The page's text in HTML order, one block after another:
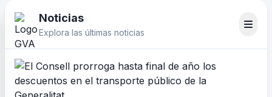
Noticias
Explora las últimas noticias